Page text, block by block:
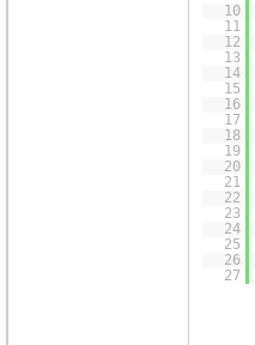
10
11
12
13
14
15
16
17
18
19
20
21
22
23
24
25
26
27